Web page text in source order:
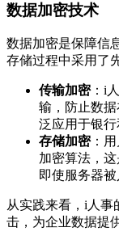
数据加密技术
数据加密是保障信
存储过程中采用了
传输加密：i
输，防止数
泛应用于银行
存储加密：用
加密算法，
即使服务器
从实践来看，i人事
击，为企业数据提